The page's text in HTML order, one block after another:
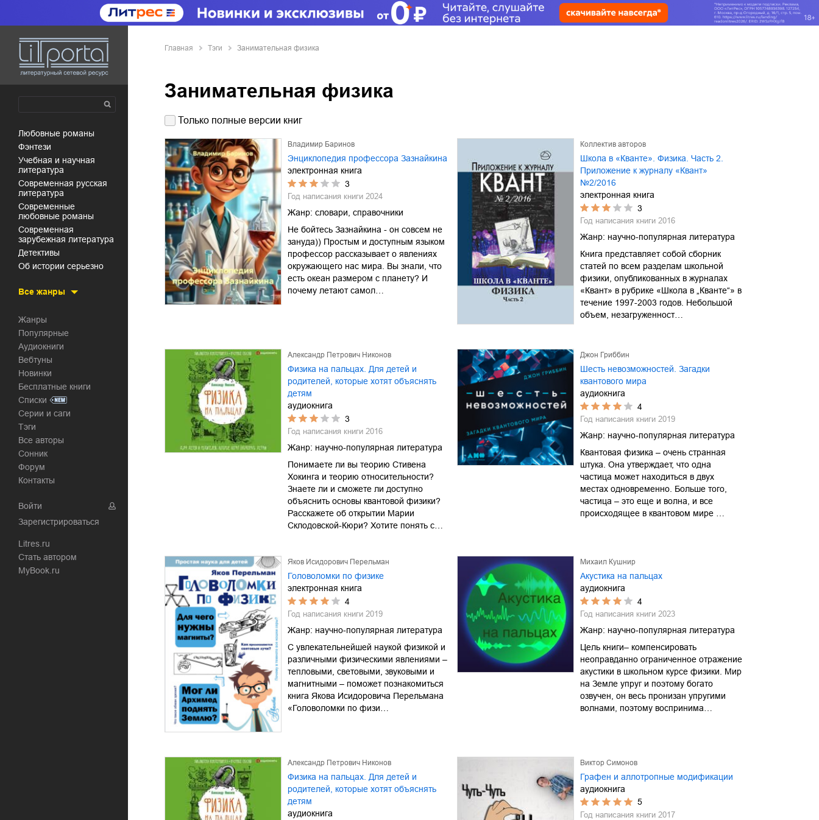
любовные романы
фэнтези
учебная и научная
литература
современная русская
литература
современные
любовные романы
современная
зарубежная литература
детективы
об истории серьезно
Все жанры
Жанры
Популярные
Аудиокниги
Вебтуны
Новинки
Бесплатные книги
Списки
Серии и саги
Тэги
Все авторы
Сонник
Форум
Контакты
Войти
Зарегистрироваться
Litres.ru
Стать автором
MyBook.ru
Главная Тэги Занимательная физика
Занимательная физика
Только полные версии книг
Владимир Баринов
Энциклопедия профессора Зазнайкина
электронная книга
3
Год написания книги 2024
Жанр: словари, справочники
Не бойтесь Зазнайкина - он совсем не
зануда)) Простым и доступным языком
профессор рассказывает о явлениях
окружающего нас мира. Вы знали, что
есть океан размером с планету? И
почему летают самол…
Коллектив авторов
Школа в «Кванте». Физика. Часть 2.
Приложение к журналу «Квант»
№2/2016
электронная книга
3
Год написания книги 2016
Жанр: научно-популярная литература
Книга представляет собой сборник
статей по всем разделам школьной
физики, опубликованных в журналах
«Квант» в рубрике «Школа в „Кванте“» в
течение 1997-2003 годов. Небольшой
объем, незагруженност…
Александр Петрович Никонов
Физика на пальцах. Для детей и
родителей, которые хотят объяснять
детям
аудиокнига
3
Год написания книги 2016
Жанр: научно-популярная литература
Понимаете ли вы теорию Стивена
Хокинга и теорию относительности?
Знаете ли и сможете ли доступно
объяснить основы квантовой физики?
Расскажете об открытии Марии
Склодовской-Кюри? Хотите понять с…
Джон Гриббин
Шесть невозможностей. Загадки
квантового мира
аудиокнига
4
Год написания книги 2019
Жанр: научно-популярная литература
Квантовая физика – очень странная
штука. Она утверждает, что одна
частица может находиться в двух
местах одновременно. Больше того,
частица – это еще и волна, и все
происходящее в квантовом мире …
Яков Исидорович Перельман
Головоломки по физике
электронная книга
4
Год написания книги 2019
Жанр: научно-популярная литература
С увлекательнейшей наукой физикой и
различными физическими явлениями –
тепловыми, световыми, звуковыми и
магнитными – поможет познакомиться
книга Якова Исидоровича Перельмана
«Головоломки по физи…
Михаил Кушнир
Акустика на пальцах
аудиокнига
4
Год написания книги 2023
Жанр: научно-популярная литература
Цель книги– компенсировать
неоправданно ограниченное отражение
акустики в школьном курсе физики. Мир
на Земле упруг и поэтому богато
озвучен, он весь пронизан упругими
волнами, поэтому воспринима…
Александр Петрович Никонов
Физика на пальцах. Для детей и
родителей, которые хотят объяснять
детям
аудиокнига
Виктор Симонов
Графен и аллотропные модификации
аудиокнига
5
Год написания книги 2017